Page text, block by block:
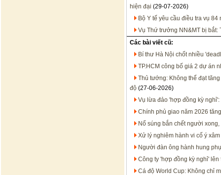
hiện đại (29-07-2026)
Bộ Y tế yêu cầu điều tra vụ
Vụ Thứ trưởng NN&MT bị bắt:
Các bài viết cũ:
Bí thư Hà Nội chốt nhiều
TP.HCM công bố giá 2 dự án
Thủ tướng: Không thể đạt
độ (27-06-2026)
Vụ lừa đảo 'hợp đồng kỳ
Chính phủ giao năm 2026
Nổ súng bắn chết người
Xử lý nghiêm hành vi cố ý
Người đàn ông hành hung
Công ty 'hợp đồng kỳ nghỉ'
Cá độ World Cup: Không chỉ